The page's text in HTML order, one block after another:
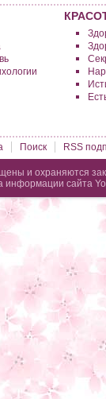
Поиск RSS
и охраняются
информации сайта